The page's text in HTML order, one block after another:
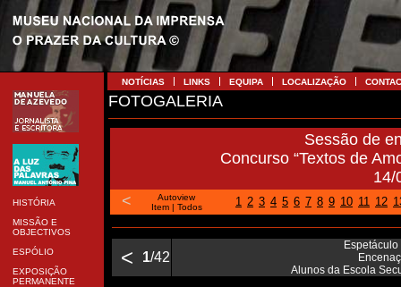
HISTÓRIA
MISSÃO E
OBJECTIVOS
ESPÓLIO
EXPOSIÇÃO
PERMANENTE
NOTÍCIAS LINKS EQUIPA LOCALIZAÇÃO
FOTOGALERIA
Sessão de
Concurso “Textos de
14/
<
Autoview
Item| Todos 1 2 3 4 5 6 7 8 9 10 11 12
< 1/42
Alunos da Escola